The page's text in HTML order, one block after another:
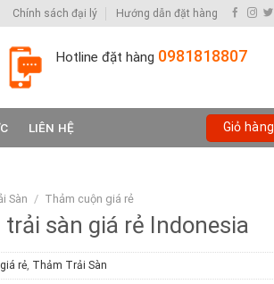
Chính sách đại lý Hướng dẫn đặt hàng
Hotline đặt hàng 0981818807
LIÊN HỆ Giỏ hàng
Sàn / Thảm cuộn giá rẻ
sàn giá rẻ Indonesia
rẻ, Thảm Trải Sàn